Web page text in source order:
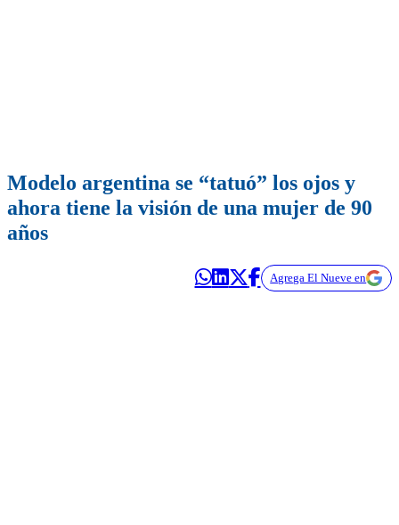
Modelo argentina se “tatuó” los ojos y
ahora tiene la visión de una mujer de 90
años
Agrega El Nueve en